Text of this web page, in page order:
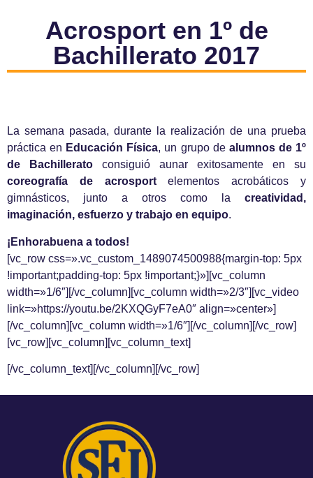
Acrosport en 1º de
Bachillerato 2017
La semana pasada, durante la realización de una prueba
práctica en Educación Física, un grupo de alumnos de 1º
de Bachillerato consiguió aunar exitosamente en su
coreografía de acrosportelementos acrobáticos y
gimnásticos, junto a otros como la creatividad,
imaginación, esfuerzo y trabajo en equipo.
¡Enhorabuena a todos!
[vc_row css=».vc_custom_1489074500988{margin-top: 5px
!important;padding-top: 5px !important;}»][vc_column
width=»1/6″][/vc_column][vc_column width=»2/3″][vc_video
link=»https://youtu.be/2KXQGyF7eA0″ align=»center»]
[/vc_column][vc_column width=»1/6″][/vc_column][/vc_row]
[vc_row][vc_column][vc_column_text]
[/vc_column_text][/vc_column][/vc_row]